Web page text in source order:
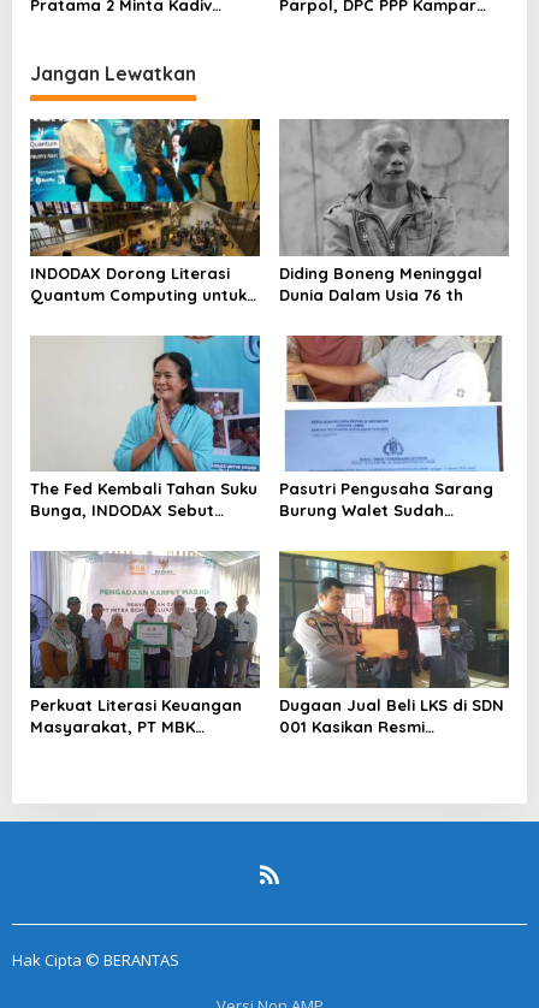
Kasus Ini
Pratama 2 Minta Kadiv
Metro Bekasi Kota
Parpol, DPC PPP Kampar
Jangan Lewatkan
INDODAX Dorong Literasi
Quantum Computing untuk
Blockchain
Diding Boneng Meninggal
Dunia Dalam Usia 76 th
The Fed Kembali Tahan Suku
Bunga, INDODAX Sebut
Sentimen Pasar
Pasutri Pengusaha Sarang
Burung Walet Sudah
Pelapor Desak Polda Jambi
Segera Lakukan Penahanan
Perkuat Literasi Keuangan
Masyarakat, PT MBK
Dugaan Jual Beli LKS di SDN
001 Kasikan Resmi
Hak Cipta © BERANTAS